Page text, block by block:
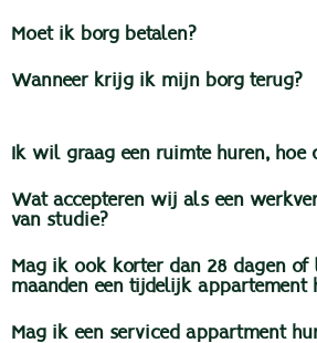
Moet ik borg betalen?
Wanneer krijg ik mijn borg terug?
Ik wil graag een ruimte huren, hoe
Wat accepteren wij als een
van studie?
Mag ik ook korter dan 28 dagen of
maanden een tijdelijk appartement
Mag ik een serviced appartment